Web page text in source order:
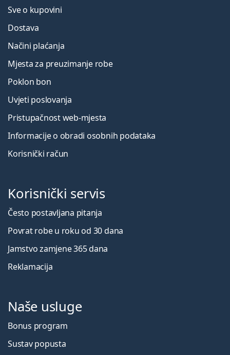
Sve o kupovini
Dostava
Načini plaćanja
Mjesta za preuzimanje robe
Poklon bon
Uvjeti poslovanja
Pristupačnost web-mjesta
Informacije o obradi osobnih podataka
Korisnički račun
Korisnički servis
Često postavljana pitanja
Povrat robe u roku od 30 dana
Jamstvo zamjene 365 dana
Reklamacija
Naše usluge
Bonus program
Sustav popusta